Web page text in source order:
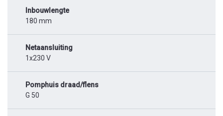
Inbouwlengte
180 mm
Netaansluiting
1x230 V
Pomphuis draad/flens
G 50